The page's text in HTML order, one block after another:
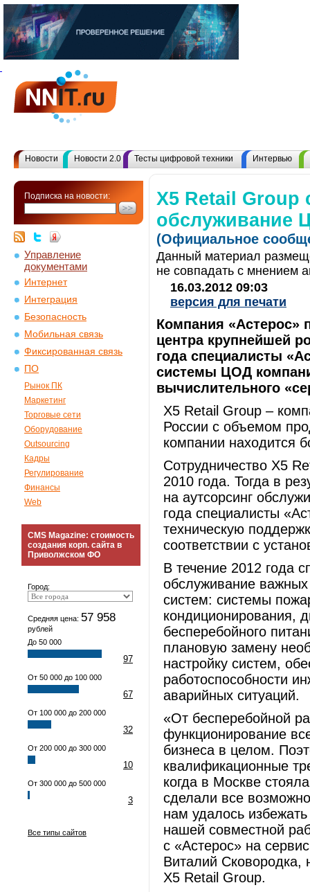
Новости Новости 2.0 Тесты цифровой техники Интервью
Подписка на новости:
Управление
документами
Интернет
Интеграция
Безопасность
Мобильная связь
Фиксированная связь
ПО
Рынок ПК
Маркетинг
Торговые сети
Оборудование
Outsourcing
Кадры
Регулирование
Финансы
Web
CMS Magazine: стоимость
создания корп. сайта в
Приволжском ФО
Город:
Средняя цена: 57 958
рублей
До 50 000
97
От 50 000 до 100 000
67
От 100 000 до 200 000
32
От 200 000 до 300 000
10
От 300 000 до 500 000
3
Все типы сайтов
X5 Retail Group
обслуживание
(Официальное
Данный материал
не совпадать с мнением
16.03.2012 09:03
версия для печати
Компания «Астерос»
центра крупнейшей
года специалисты
системы ЦОД
вычислительного
X5 Retail Group –
России с объемом
компании находится
Сотрудничество X5
2010 года. Тогда в
на аутсорсинг
года специалисты
техническую
соответствии с
В течение 2012 года
обслуживание
систем: системы
кондиционирования,
бесперебойного
плановую замену
настройку систем,
работоспособности
аварийных ситуаций.
«От бесперебойной
функционирование
бизнеса в целом.
квалификационные
когда в Москве
сделали все
нам удалось
нашей совместной
с «Астерос» на
Виталий Сковородка,
X5 Retail Group.